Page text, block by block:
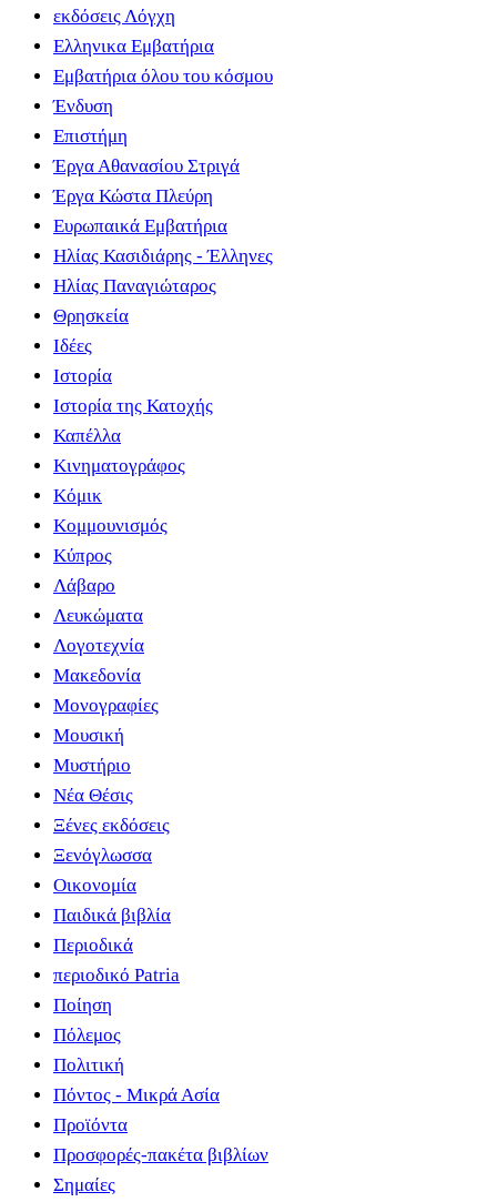
εκδόσεις Λόγχη
Ελληνικα Εμβατήρια
Εμβατήρια όλου του κόσμου
Ένδυση
Επιστήμη
Έργα Αθανασίου Στριγά
Έργα Κώστα Πλεύρη
Ευρωπαικά Εμβατήρια
Ηλίας Κασιδιάρης - Έλληνες
Ηλίας Παναγιώταρος
Θρησκεία
Ιδέες
Ιστορία
Ιστορία της Κατοχής
Καπέλλα
Κινηματογράφος
Κόμικ
Κομμουνισμός
Κύπρος
Λάβαρο
Λευκώματα
Λογοτεχνία
Μακεδονία
Μονογραφίες
Μουσική
Μυστήριο
Νέα Θέσις
Ξένες εκδόσεις
Ξενόγλωσσα
Οικονομία
Παιδικά βιβλία
Περιοδικά
περιοδικό Patria
Ποίηση
Πόλεμος
Πολιτική
Πόντος - Μικρά Ασία
Προϊόντα
Προσφορές-πακέτα βιβλίων
Σημαίες